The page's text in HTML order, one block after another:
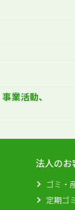
業活動、
法人のお
ゴミ・
定期ゴ